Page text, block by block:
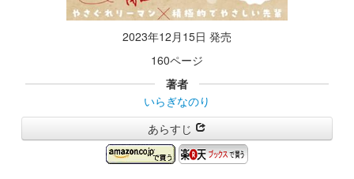
2023年12月15日 発売
160ページ
著者
いらぎなのり
あらすじ